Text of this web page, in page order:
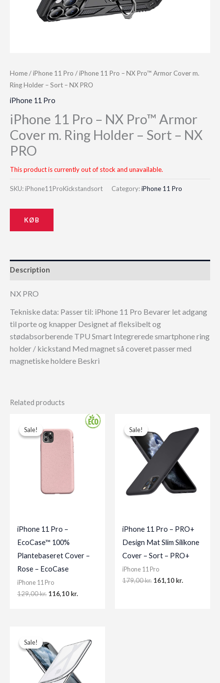
Home/iPhone 11 Pro / iPhone 11 Pro – NX Pro™ Armor Cover m.
Ring Holder – Sort – NX PRO
iPhone 11 Pro
iPhone 11 Pro – NX Pro™ Armor
Cover m. Ring Holder – Sort – NX
PRO
This product is currently out of stock and unavailable.
SKU: iPhone11ProKickstandsort Category:iPhone 11 Pro
KØB
Description
NX PRO
Tekniske data: Passer til: iPhone 11 Pro Bevarer let adgang
til porte og knapper Designet af fleksibelt og
stødabsorberende TPU Smart Integrerede smartphone ring
holder / kickstand Med magnet så coveret passer med
magnetiske holdere Beskri
Related products
Sale!
Sale!
iPhone 11 Pro –
EcoCase™ 100%
Plantebaseret Cover –
Rose – EcoCase
iPhone 11 Pro
129,00kr. Original
116,10 kr.
Sale!
Sale!
iPhone 11 Pro – PRO+
Design Mat Slim Silikone
Cover – Sort – PRO+
iPhone 11 Pro
179,00kr. Original
161,10 kr.
Sale!
Sale!